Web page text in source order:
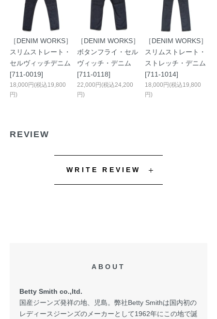
［DENIM WORKS］
スリムストレート・
セルヴィッチデニム
[711-0019]
18,000円(税込19,800
円)
［DENIM WORKS］
ボタンフライ・セル
ヴィッチ・デニム
[711-0118]
22,000円(税込24,200
円)
［DENIM WORKS］
スリムストレート・
ストレッチ・デニム
[711-1014]
18,000円(税込19,800
円)
REVIEW
WRITE REVIEW
ABOUT
Betty Smith co.,ltd.
国産ジーンズ発祥の地、児島。弊社Betty Smithは国内初の
レディースジーンズのメーカーとして1962年にこの地で誕